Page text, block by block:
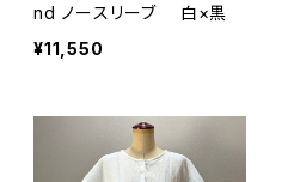
nd ノースリーブ 白×黒
¥11,550